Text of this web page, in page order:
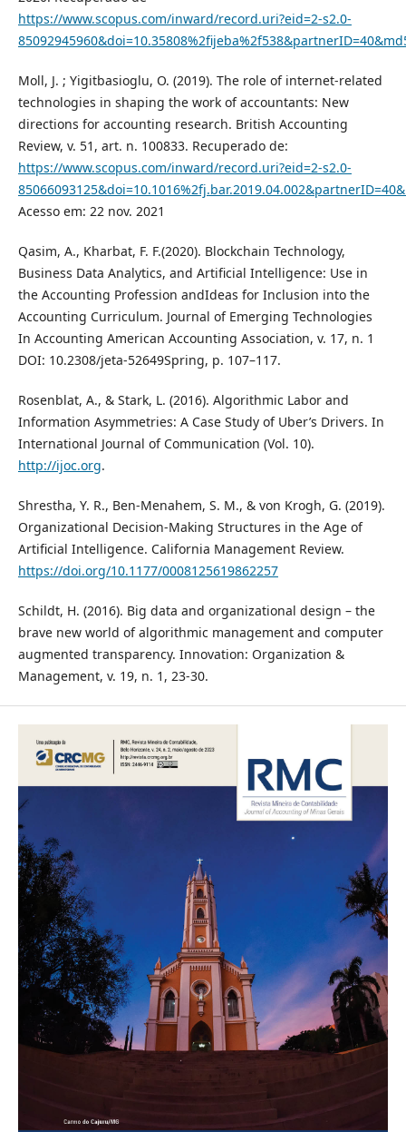
https://www.scopus.com/inward/record.uri?eid=2-s2.0-
Moll, J. ; Yigitbasioglu, O. (2019). The role of internet-related
technologies in shaping the work of accountants: New
directions for accounting research. British Accounting
Review, v. 51, art. n. 100833. Recuperado de:
https://www.scopus.com/inward/record.uri?eid=2-s2.0-
Acesso em: 22 nov. 2021
Qasim, A., Kharbat, F. F.(2020). Blockchain Technology,
Business Data Analytics, and Artificial Intelligence: Use in
the Accounting Profession andIdeas for Inclusion into the
Accounting Curriculum. Journal of Emerging Technologies
In Accounting American Accounting Association, v. 17, n. 1
DOI: 10.2308/jeta-52649Spring, p. 107–117.
Rosenblat, A., & Stark, L. (2016). Algorithmic Labor and
Information Asymmetries: A Case Study of Uber’s Drivers. In
International Journal of Communication (Vol. 10).
http://ijoc.org.
Shrestha, Y. R., Ben-Menahem, S. M., & von Krogh, G. (2019).
Organizational Decision-Making Structures in the Age of
Artificial Intelligence. California Management Review.
https://doi.org/10.1177/0008125619862257
Schildt, H. (2016). Big data and organizational design – the
brave new world of algorithmic management and computer
augmented transparency. Innovation: Organization &
Management, v. 19, n. 1, 23-30.